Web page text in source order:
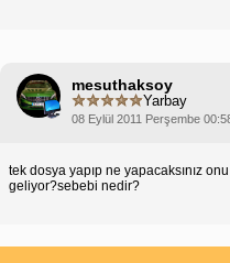
mesuthaksoy
Yarbay
08 Eylül 2011 Perşembe
tek dosya yapıp ne yapacaksınız
geliyor?sebebi nedir?